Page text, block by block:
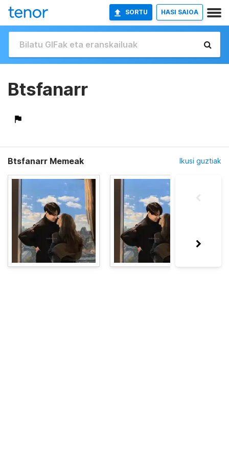
SORTU HASI SAIOA
Btsfanarr
Btsfanarr Memeak Ikusi guztiak